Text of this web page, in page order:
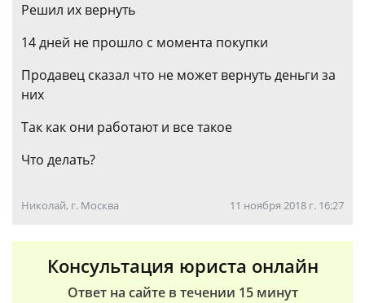
Решил их вернуть
14 дней не прошло с момента покупки
Продавец сказал что не может вернуть деньги за
них
Так как они работают и все такое
Что делать?
Николай, г. Москва 11 ноября 2018 г. 16:27
Консультация юриста онлайн
Ответ на сайте в течении 15 минут